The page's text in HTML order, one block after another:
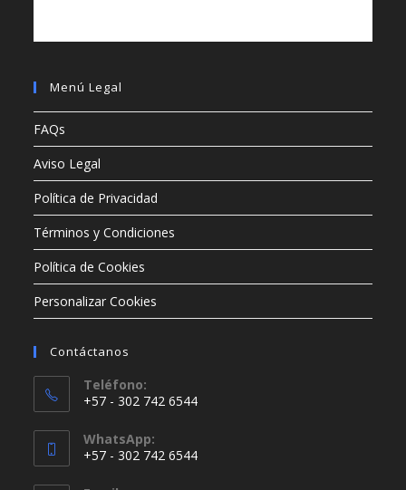
Menú Legal
FAQs
Aviso Legal
Política de Privacidad
Términos y Condiciones
Política de Cookies
Personalizar Cookies
Contáctanos
Teléfono:
+57 - 302 742 6544
WhatsApp:
+57 - 302 742 6544